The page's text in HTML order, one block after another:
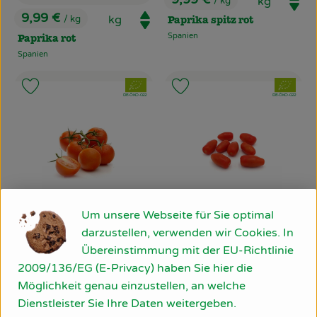
, Preis:
9,99 € / kg
Paprika rot
, Herkunft:
Spanien
, Preis:
Paprika spitz rot
, Herkunft:
Spanien
, Preis:
9,99 €/ kg
Tomaten Cocktail
, Herkunft:
Spanien
Produkt zum Warenkorb
, Verband:
, Kontrollstelle:
DE-ÖKO-022
Produkt zu Favouriten hinzufügen
, Preis:
9,99 € / kg
Tomaten Datterino
, Herkunft:
Spanien
, Verband:
, Kontrollstelle:
DE-ÖKO-022
Produkt zu Favouriten
Um unsere Webseite für Sie optimal
darzustellen, verwenden wir Cookies. In
Übereinstimmung mit der EU-Richtlinie
2009/136/EG (E-Privacy) haben Sie hier die
Möglichkeit genau einzustellen, an welche
Dienstleister Sie Ihre Daten weitergeben.